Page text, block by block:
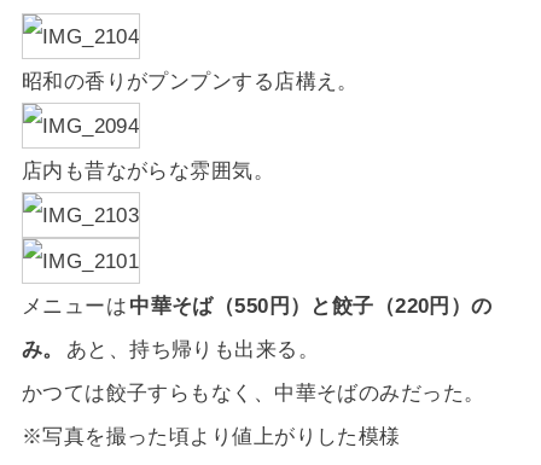
昭和の香りがプンプンする店構え。
店内も昔ながらな雰囲気。
メニューは 中華そば（550円）と餃子（220円）の
み。
あと、持ち帰りも出来る。
かつては餃子すらもなく、中華そばのみだった。
※写真を撮った頃より値上がりした模様